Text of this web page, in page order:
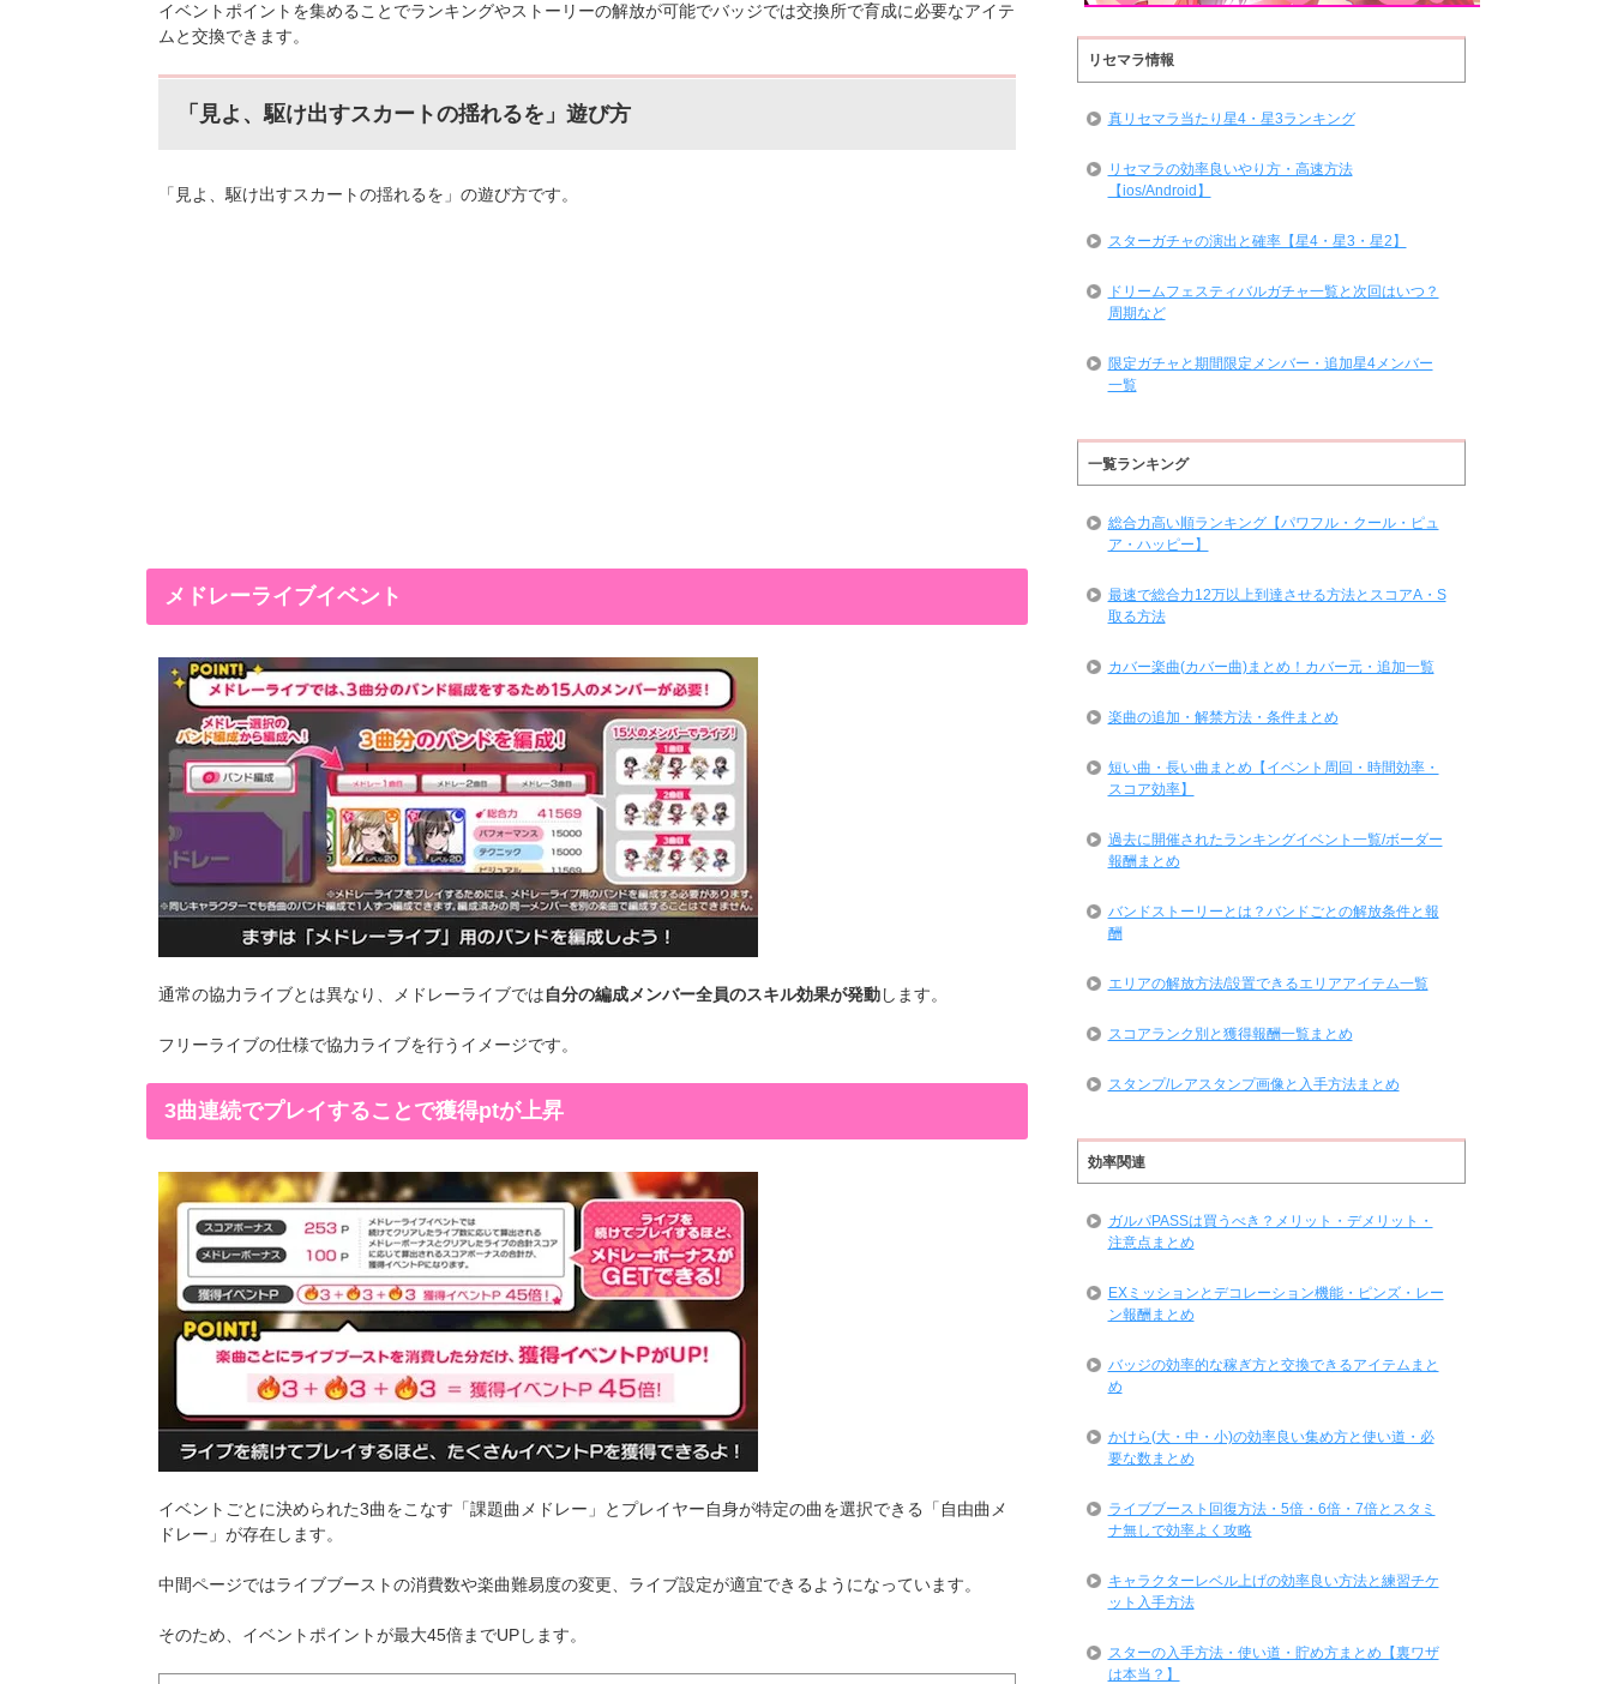
イベントポイントを集めることでランキングやストーリーの解放が可能でバッジでは交換所で育成に必要なアイテ
ムと交換できます。
「見よ、駆け出すスカートの揺れるを」遊び方
「見よ、駆け出すスカートの揺れるを」の遊び方です。
メドレーライブイベント
通常の協力ライブとは異なり、メドレーライブでは自分の編成メンバー全員のスキル効果が発動します。
フリーライブの仕様で協力ライブを行うイメージです。
3曲連続でプレイすることで獲得ptが上昇
イベントごとに決められた3曲をこなす「課題曲メドレー」とプレイヤー自身が特定の曲を選択できる「自由曲メ
ドレー」が存在します。
中間ページではライブブーストの消費数や楽曲難易度の変更、ライブ設定が適宜できるようになっています。
そのため、イベントポイントが最大45倍までUPします。
リセマラ情報
真リセマラ当たり星4・星3ランキング
リセマラの効率良いやり方・高速方法
【ios/Android】
スターガチャの演出と確率【星4・星3・星2】
ドリームフェスティバルガチャ一覧と次回はいつ？
周期など
限定ガチャと期間限定メンバー・追加星4メンバー
一覧
一覧ランキング
総合力高い順ランキング【パワフル・クール・ピュ
ア・ハッピー】
最速で総合力12万以上到達させる方法とスコアA・S
取る方法
カバー楽曲(カバー曲)まとめ！カバー元・追加一覧
楽曲の追加・解禁方法・条件まとめ
短い曲・長い曲まとめ【イベント周回・時間効率・
スコア効率】
過去に開催されたランキングイベント一覧/ボーダー
報酬まとめ
バンドストーリーとは？バンドごとの解放条件と報
酬
エリアの解放方法/設置できるエリアアイテム一覧
スコアランク別と獲得報酬一覧まとめ
スタンプ/レアスタンプ画像と入手方法まとめ
効率関連
ガルパPASSは買うべき？メリット・デメリット・
注意点まとめ
EXミッションとデコレーション機能・ピンズ・レー
ン報酬まとめ
バッジの効率的な稼ぎ方と交換できるアイテムまと
め
かけら(大・中・小)の効率良い集め方と使い道・必
要な数まとめ
ライブブースト回復方法・5倍・6倍・7倍とスタミ
ナ無しで効率よく攻略
キャラクターレベル上げの効率良い方法と練習チケ
ット入手方法
スターの入手方法・使い道・貯め方まとめ【裏ワザ
は本当？】